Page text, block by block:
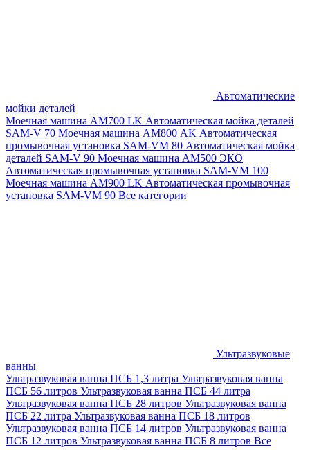
Автоматические
мойки деталей
Моечная машина AM700 LK Автоматическая мойка деталей
SAM-V 70 Моечная машина АМ800 AK Автоматическая
промывочная установка SAM-VM 80 Автоматическая мойка
деталей SAM-V 90 Моечная машина АМ500 ЭКО
Автоматическая промывочная установка SAM-VM 100
Моечная машина AM900 LK Автоматическая промывочная
установка SAM-VM 90 Все категории
Ультразвуковые
ванны
Ультразвуковая ванна ПСБ 1,3 литра Ультразвуковая ванна
ПСБ 56 литров Ультразвуковая ванна ПСБ 44 литра
Ультразвуковая ванна ПСБ 28 литров Ультразвуковая ванна
ПСБ 22 литра Ультразвуковая ванна ПСБ 18 литров
Ультразвуковая ванна ПСБ 14 литров Ультразвуковая ванна
ПСБ 12 литров Ультразвуковая ванна ПСБ 8 литров Все